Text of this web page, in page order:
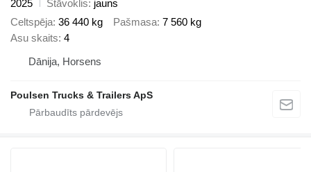
2025
Stāvoklis jauns
Celtspēja 36 440 kg Pašmasa 7 560 kg
Asu skaits 4
Dānija, Horsens
Poulsen Trucks & Trailers ApS